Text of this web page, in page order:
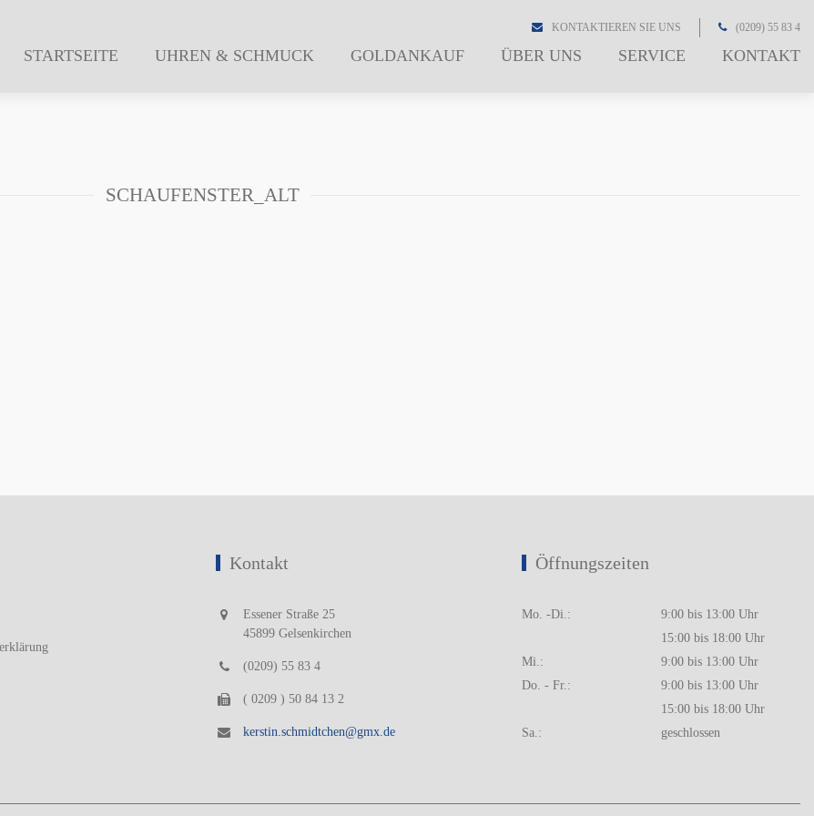
KONTAKTIEREN SIE UNS (0209) 55 83 4
STARTSEITE UHREN & SCHMUCK GOLDANKAUF ÜBER UNS SERVICE KONTAKT
SCHAUFENSTER_ALT
Kontakt
Essener Straße 25
45899 Gelsenkirchen
(0209) 55 83 4
( 0209 ) 50 84 13 2
kerstin.schmidtchen@gmx.de
Öffnungszeiten
Mo. -Di.:
9:00 bis 13:00 Uhr
15:00 bis 18:00 Uhr
Mi.:
9:00 bis 13:00 Uhr
Do. - Fr.:
9:00 bis 13:00 Uhr
15:00 bis 18:00 Uhr
Sa.:
geschlossen